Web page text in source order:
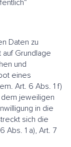
Daten zu
Grundlage
und
eines
Art. 6 Abs. 1 f)
jeweiligen
in die
sich die
Abs. 1 a), Art. 7